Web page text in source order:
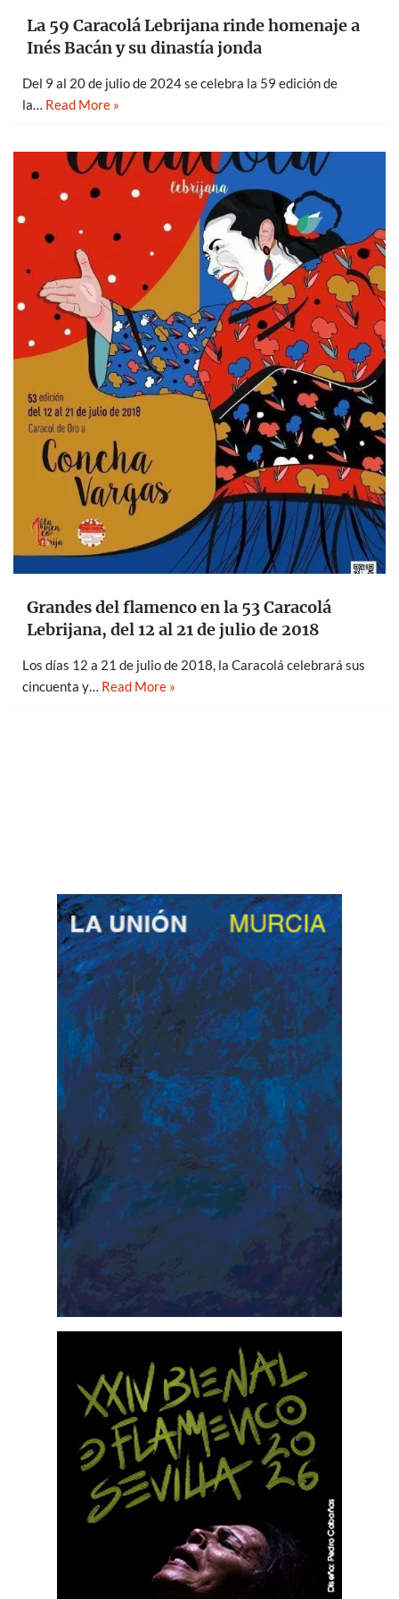
La 59 Caracolá Lebrijana rinde homenaje a
Inés Bacán y su dinastía jonda
Del 9 al 20 de julio de 2024 se celebra la 59 edición de
la… Read More »
Grandes del flamenco en la 53 Caracolá
Lebrijana, del 12 al 21 de julio de 2018
Los días 12 a 21 de julio de 2018, la Caracolá celebrará sus
cincuenta y… Read More »